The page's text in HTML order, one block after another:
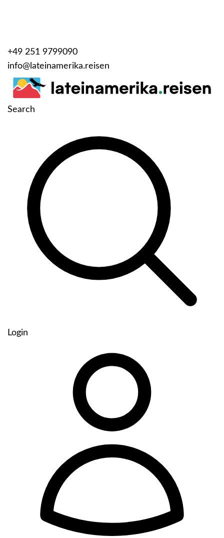
+49 251 9799090
info@lateinamerika.reisen
Search
Login